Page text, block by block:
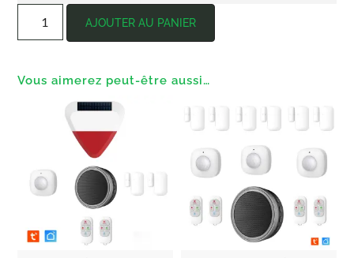
AJOUTER AU PANIER
Vous aimerez peut-être aussi…